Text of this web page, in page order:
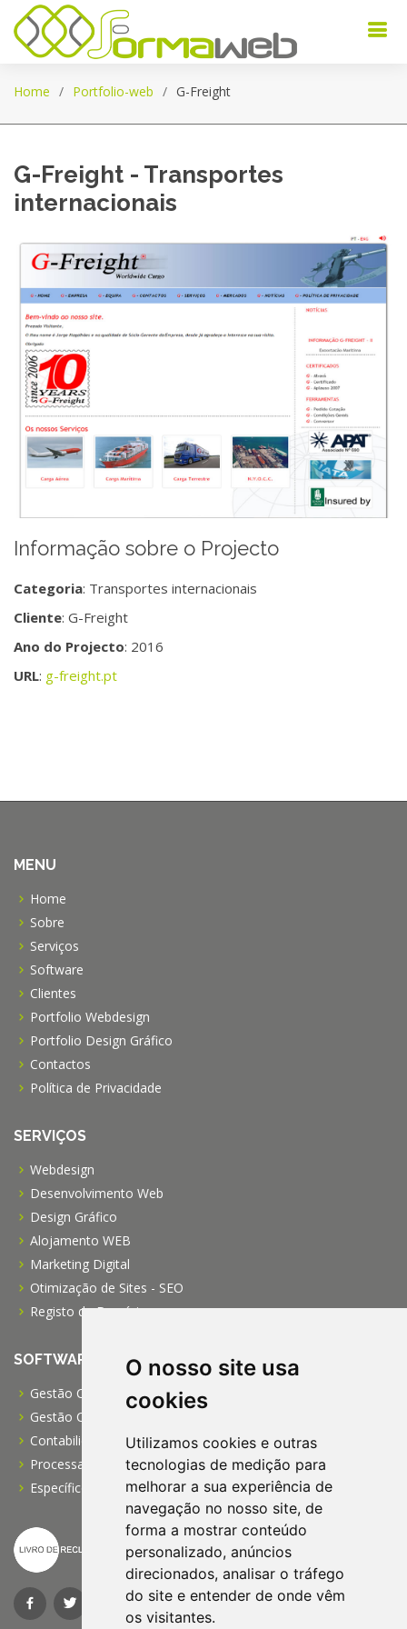
O nosso site usa
cookies
Utilizamos cookies e outras
tecnologias de medição para
melhorar a sua experiência de
navegação no nosso site, de
forma a mostrar conteúdo
personalizado, anúncios
direcionados, analisar o tráfego
do site e entender de onde vêm
os visitantes.
Home Portfolio-web G-Freight
G-Freight - Transportes
internacionais
Informação sobre o Projecto
Categoria: Transportes internacionais
Cliente: G-Freight
Ano do Projecto: 2016
URL: g-freight.pt
MENU
Home
Sobre
Serviços
Software
Clientes
Portfolio Webdesign
Portfolio Design Gráfico
Contactos
Política de Privacidade
SERVIÇOS
Webdesign
Desenvolvimento Web
Design Gráfico
Alojamento WEB
Marketing Digital
Otimização de Sites - SEO
Registo de Domínios
SOFTWARE
Gestão Comercial PRO
Gestão Comercial PME
Contabilidade Profissional
Processamento de Salários
Específico para IPSS